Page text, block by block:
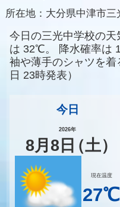
所在地： 大分県中津市三
今日の三光中学校の天
は 32℃。 降水確率は
袖や薄手のシャツを着
日 23時発表）
今日
2026年
8月8 日（土）
現在温度
27℃